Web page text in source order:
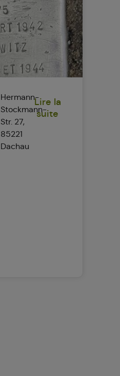
Hermann-
Stockmann-
Str. 27,
85221
Dachau
Lire la
suite